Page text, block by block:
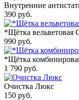
Внутренние
390 руб.
*Щётка вельветовая
990 руб.
*Щётка
1 790 руб.
Очистка Люкс
150 руб.